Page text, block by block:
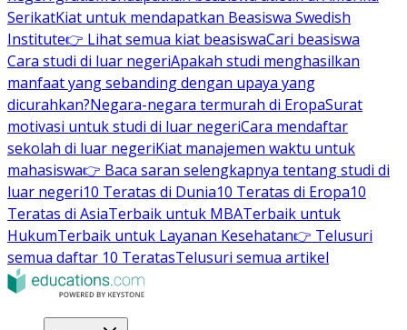
SerikatKiat untuk mendapatkan Beasiswa Swedish
Institute👉 Lihat semua kiat beasiswaCari beasiswa
Cara studi di luar negeriApakah studi menghasilkan
manfaat yang sebanding dengan upaya yang
dicurahkan?Negara-negara termurah di EropaSurat
motivasi untuk studi di luar negeriCara mendaftar
sekolah di luar negeriKiat manajemen waktu untuk
mahasiswa👉 Baca saran selengkapnya tentang studi di
luar negeri10 Teratas di Dunia10 Teratas di Eropa10
Teratas di AsiaTerbaik untuk MBATerbaik untuk
HukumTerbaik untuk Layanan Kesehatan👉 Telusuri
semua daftar 10 TeratasTelusuri semua artikel